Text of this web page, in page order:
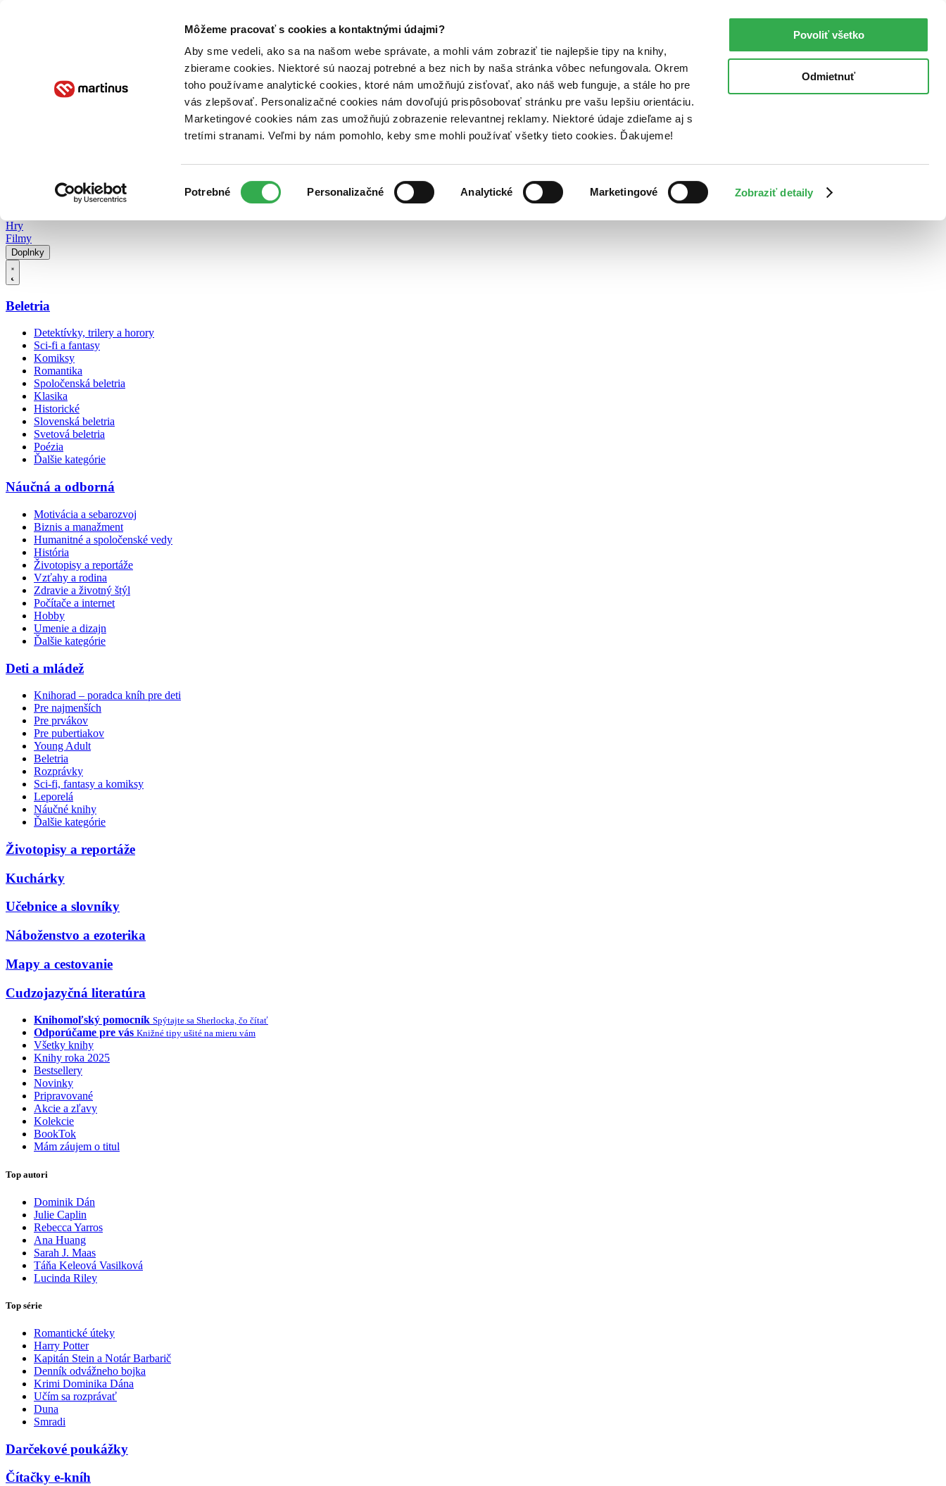
Môžeme pracovať s cookies a kontaktnými údajmi?
Aby sme vedeli, ako sa na našom webe správate, a mohli vám zobraziť tie najlepšie tipy na knihy,
zbierame cookies. Niektoré sú naozaj potrebné a bez nich by naša stránka vôbec nefungovala. Okrem
toho používame analytické cookies, ktoré nám umožňujú zisťovať, ako náš web funguje, a stále ho pre
vás zlepšovať. Personalizačné cookies nám dovoľujú prispôsobovať stránku pre vašu lepšiu orientáciu.
Marketingové cookies nám zas umožňujú zobrazenie relevantnej reklamy. Niektoré údaje zdieľame aj s
tretími stranami. Veľmi by nám pomohlo, keby sme mohli používať všetky tieto cookies. Ďakujeme!
súhlasu
Potrebné Personalizačné Analytické Marketingové Zobraziť detaily
Povoliť všetko
Odmietnuť
Poukážky Kontakt
Hry
Filmy
Doplnky
Beletria
Detektívky, trilery a horory
Sci-fi a fantasy
Komiksy
Romantika
Spoločenská beletria
Klasika
Historické
Slovenská beletria
Svetová beletria
Poézia
Ďalšie kategórie
Náučná a odborná
Motivácia a sebarozvoj
Biznis a manažment
Humanitné a spoločenské vedy
História
Životopisy a reportáže
Vzťahy a rodina
Zdravie a životný štýl
Počítače a internet
Hobby
Umenie a dizajn
Ďalšie kategórie
Deti a mládež
Knihorad – poradca kníh pre deti
Pre najmenších
Pre prvákov
Pre pubertiakov
Young Adult
Beletria
Rozprávky
Sci-fi, fantasy a komiksy
Leporelá
Náučné knihy
Ďalšie kategórie
Životopisy a reportáže
Kuchárky
Učebnice a slovníky
Náboženstvo a ezoterika
Mapy a cestovanie
Cudzojazyčná literatúra
Knihomoľský pomocník Spýtajte sa Sherlocka, čo čítať
Odporúčame pre vás Knižné tipy ušité na mieru vám
Všetky knihy
Knihy roka 2025
Bestsellery
Novinky
Pripravované
Akcie a zľavy
Kolekcie
BookTok
Mám záujem o titul
Top autori
Dominik Dán
Julie Caplin
Rebecca Yarros
Ana Huang
Sarah J. Maas
Táňa Keleová Vasilková
Lucinda Riley
Top série
Romantické úteky
Harry Potter
Kapitán Stein a Notár Barbarič
Denník odvážneho bojka
Krimi Dominika Dána
Učím sa rozprávať
Duna
Smradi
Darčekové poukážky
Čítačky e-kníh